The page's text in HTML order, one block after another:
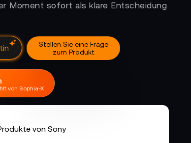
Moment sofort als klare Entscheidung
sofort
Stellen Sie eine Frage
zum Produkt
von Sophia-X
von Sony